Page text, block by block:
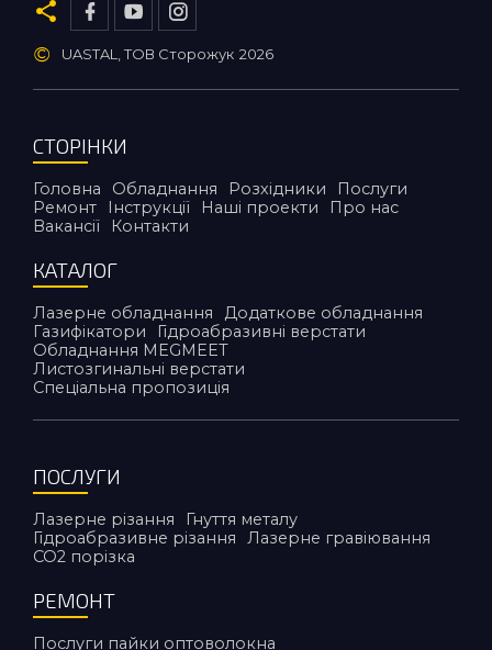
© UASTAL, ТОВ Сторожук 2026
СТОРІНКИ
Головна Обладнання Розхідники
Послуги
Ремонт
Інструкції Наші проекти
Про нас
Вакансії
Контакти
КАТАЛОГ
Лазерне обладнання
Додаткове обладнання
Газифікатори
Гідроабразивні верстати
Обладнання MEGMEET
Листозгинальні верстати
Спеціальна пропозиція
ПОСЛУГИ
Лазерне різання
Гнуття металу
Гідроабразивне різання
Лазерне гравіювання
CO2 порiзка
РЕМОНТ
Послуги пайки оптоволокна